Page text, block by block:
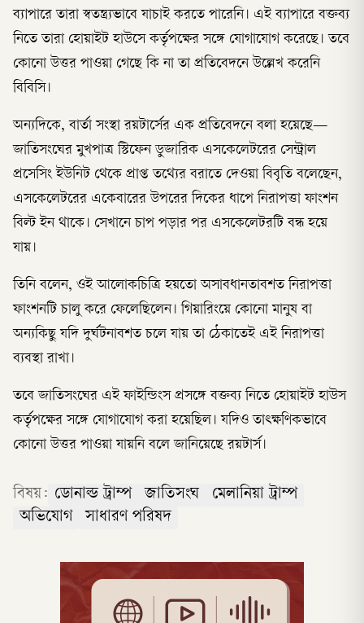
ব্যাপারে তারা স্বতন্ত্র্যভাবে যাচাই করতে পারেনি। এই ব্যাপারে বক্তব্য
নিতে তারা হোয়াইট হাউসে কর্তৃপক্ষের সঙ্গে যোগাযোগ করেছে। তবে
কোনো উত্তর পাওয়া গেছে কি না তা প্রতিবেদনে উল্লেখ করেনি
বিবিসি।
অন্যদিকে, বার্তা সংস্থা রয়টার্সের এক প্রতিবেদনে বলা হয়েছে—
জাতিসংঘের মুখপাত্র স্টিফেন ডুজারিক এসকেলেটরের সেন্ট্রাল
প্রসেসিং ইউনিট থেকে প্রাপ্ত তথ্যের বরাতে দেওয়া বিবৃতি বলেছেন,
এসকেলেটরের একেবারের উপরের দিকের ধাপে নিরাপত্তা ফাংশন
বিল্ট ইন থাকে। সেখানে চাপ পড়ার পর এসকেলেটরটি বন্ধ হয়ে
যায়।
তিনি বলেন, ওই আলোকচিত্রি হয়তো অসাবধানতাবশত নিরাপত্তা
ফাংশনটি চালু করে ফেলেছিলেন। গিয়ারিংয়ে কোনো মানুষ বা
অন্যকিছু যদি দুর্ঘটনাবশত চলে যায় তা ঠেকাতেই এই নিরাপত্তা
ব্যবস্থা রাখা।
তবে জাতিসংঘের এই ফাইন্ডিংস প্রসঙ্গে বক্তব্য নিতে হোয়াইট হাউস
কর্তৃপক্ষের সঙ্গে যোগাযোগ করা হয়েছিল। যদিও তাৎক্ষণিকভাবে
কোনো উত্তর পাওয়া যায়নি বলে জানিয়েছে রয়টার্স।
বিষয়: ডোনাল্ড ট্রাম্প জাতিসংঘ
মেলানিয়া ট্রাম্প
অভিযোগ
সাধারণ পরিষদ